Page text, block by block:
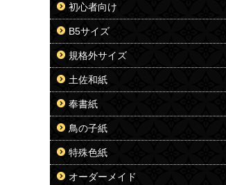
初心者向け
B5サイズ
規格外サイズ
土佐和紙
奉書紙
鳥の子紙
特殊色紙
オーダーメイド